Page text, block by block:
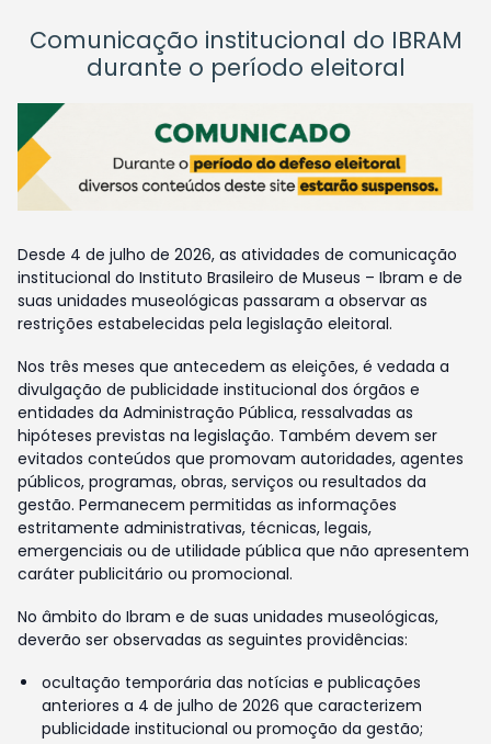
Comunicação institucional do IBRAM
durante o período eleitoral
Desde 4 de julho de 2026, as atividades de comunicação
institucional do Instituto Brasileiro de Museus – Ibram e de
suas unidades museológicas passaram a observar as
restrições estabelecidas pela legislação eleitoral.
Nos três meses que antecedem as eleições, é vedada a
divulgação de publicidade institucional dos órgãos e
entidades da Administração Pública, ressalvadas as
hipóteses previstas na legislação. Também devem ser
evitados conteúdos que promovam autoridades, agentes
públicos, programas, obras, serviços ou resultados da
gestão. Permanecem permitidas as informações
estritamente administrativas, técnicas, legais,
emergenciais ou de utilidade pública que não apresentem
caráter publicitário ou promocional.
No âmbito do Ibram e de suas unidades museológicas,
deverão ser observadas as seguintes providências:
ocultação temporária das notícias e publicações
anteriores a 4 de julho de 2026 que caracterizem
publicidade institucional ou promoção da gestão;